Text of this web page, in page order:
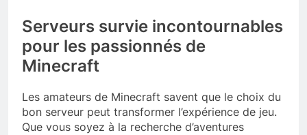
Serveurs survie incontournables
pour les passionnés de
Minecraft
Les amateurs de Minecraft savent que le choix du
bon serveur peut transformer l’expérience de jeu.
Que vous soyez à la recherche d’aventures